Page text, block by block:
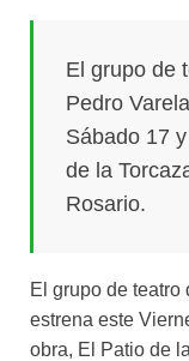
El grupo de
Pedro
Sábado 17
de la
Rosario.
El grupo de
estrena este
obra, El Patio de